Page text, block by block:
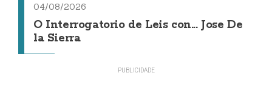
04/08/2026
O Interrogatorio de Leis con... Jose De
la Sierra